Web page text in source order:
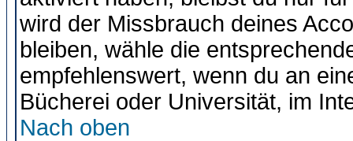
wird der Missbrauch deines
bleiben, wähle die
empfehlenswert, wenn du an
Bücherei oder Universität, im
Nach oben